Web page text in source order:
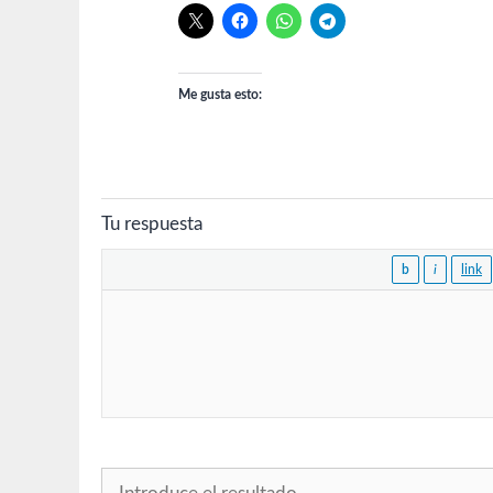
Me gusta esto:
Tu respuesta